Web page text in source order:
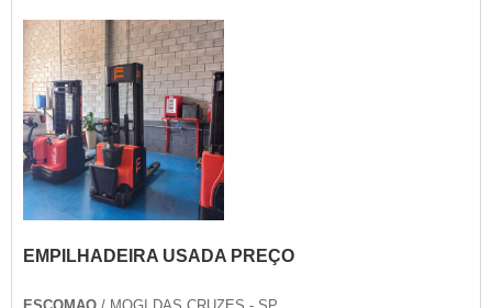
resultados dos clientes.MAIS DETALHES SOBRE
EMPILHAD...
EMPILHADEIRA USADA PREÇO